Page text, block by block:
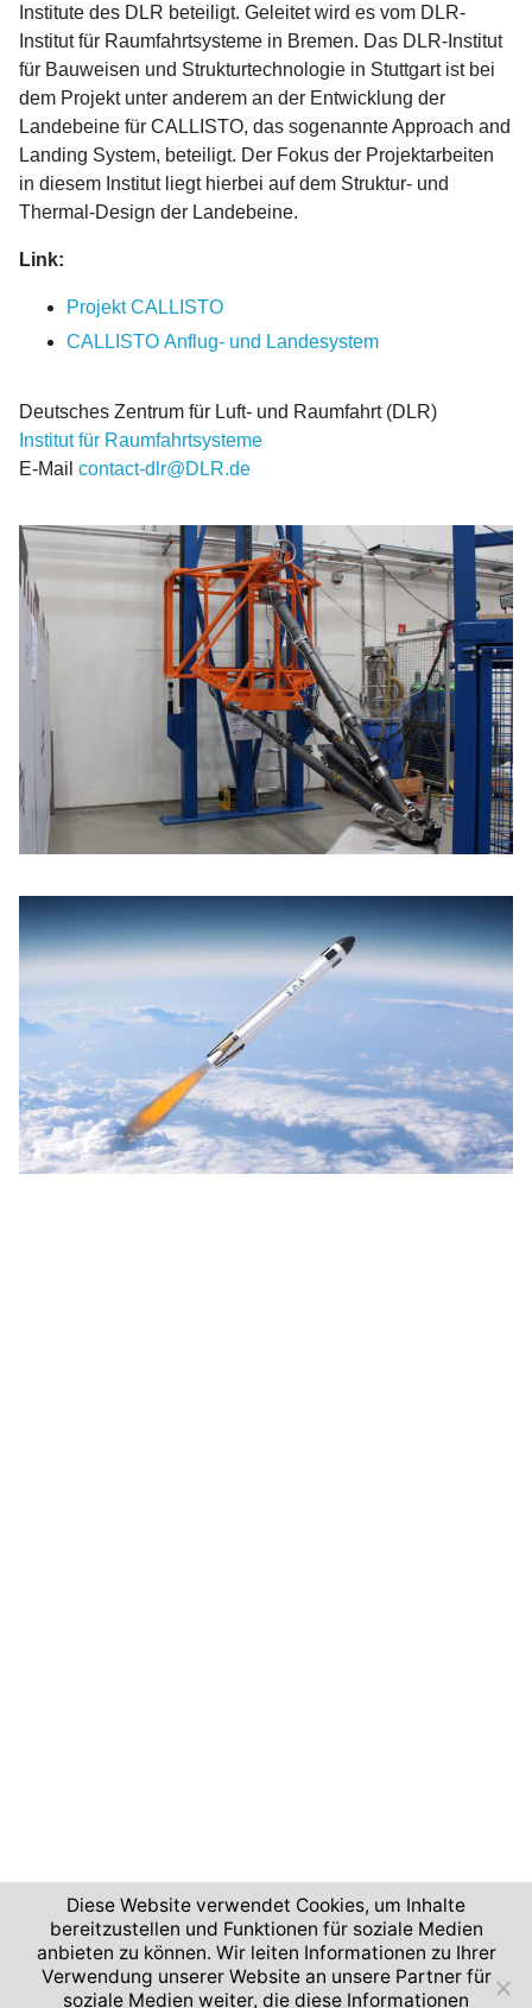
Institute des DLR beteiligt. Geleitet wird es vom DLR-
Institut für Raumfahrtsysteme in Bremen. Das DLR-Institut
für Bauweisen und Strukturtechnologie in Stuttgart ist bei
dem Projekt unter anderem an der Entwicklung der
Landebeine für CALLISTO, das sogenannte Approach and
Landing System, beteiligt. Der Fokus der Projektarbeiten
in diesem Institut liegt hierbei auf dem Struktur- und
Thermal-Design der Landebeine.
Link:
Projekt CALLISTO
CALLISTO Anflug- und Landesystem
Deutsches Zentrum für Luft- und Raumfahrt (DLR)
Institut für Raumfahrtsysteme
E-Mail contact-dlr@DLR.de
2026 © Deutsches Zentrum für Luft- und Raumfahrt
Diese Website verwendet Cookies, um Inhalte
bereitzustellen und Funktionen für soziale Medien
anbieten zu können. Wir leiten Informationen zu Ihrer
Verwendung unserer Website an unsere Partner für
soziale Medien weiter, die diese Informationen